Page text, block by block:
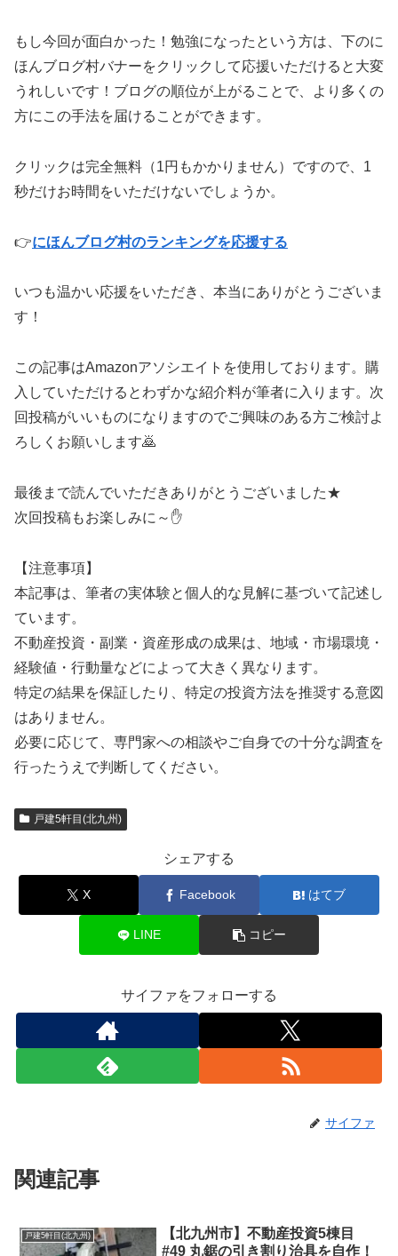
もし今回が面白かった！勉強になったという方は、下のに
ほんブログ村バナーをクリックして応援いただけると大変
うれしいです！ブログの順位が上がることで、より多くの
方にこの手法を届けることができます。
クリックは完全無料（1円もかかりません）ですので、1
秒だけお時間をいただけないでしょうか。
👉にほんブログ村のランキングを応援する
いつも温かい応援をいただき、本当にありがとうございま
す！
この記事はAmazonアソシエイトを使用しております。購
入していただけるとわずかな紹介料が筆者に入ります。次
回投稿がいいものになりますのでご興味のある方ご検討よ
ろしくお願いします🙇
最後まで読んでいただきありがとうございました★
次回投稿もお楽しみに～✋
【注意事項】
本記事は、筆者の実体験と個人的な見解に基づいて記述し
ています。
不動産投資・副業・資産形成の成果は、地域・市場環境・
経験値・行動量などによって大きく異なります。
特定の結果を保証したり、特定の投資方法を推奨する意図
はありません。
必要に応じて、専門家への相談やご自身での十分な調査を
行ったうえで判断してください。
戸建5軒目(北九州)
シェアする
X Facebook はてブ
LINE コピー
サイファをフォローする
サイファ
関連記事
戸建5軒目(北九州)
【北九州市】不動産投資5棟目
#49 丸鋸の引き割り治具を自作！